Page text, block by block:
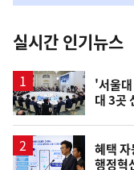
뉴
스
실시간 인기뉴스
'서울
대 3곳
혜택
행정혁